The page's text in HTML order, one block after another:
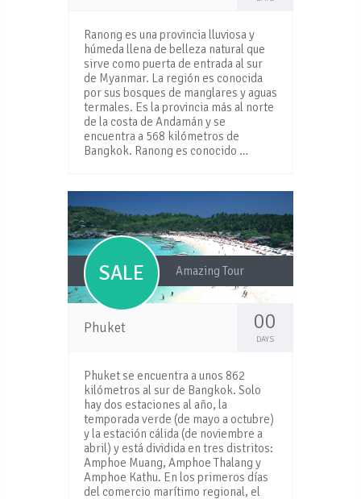
Ranong es una provincia lluviosa y
húmeda llena de belleza natural que
sirve como puerta de entrada al sur
de Myanmar. La región es conocida
por sus bosques de manglares y aguas
termales. Es la provincia más al norte
de la costa de Andamán y se
encuentra a 568 kilómetros de
Bangkok. Ranong es conocido …
SALE Amazing Tour
Phuket 00
DAYS
Phuket se encuentra a unos 862
kilómetros al sur de Bangkok. Solo
hay dos estaciones al año, la
temporada verde (de mayo a octubre)
y la estación cálida (de noviembre a
abril) y está dividida en tres distritos:
Amphoe Muang, Amphoe Thalang y
Amphoe Kathu. En los primeros días
del comercio marítimo regional, el